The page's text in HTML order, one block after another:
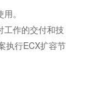
。
工作的交付和技
执行ECX扩容节